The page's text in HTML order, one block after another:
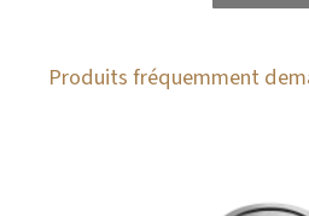
Produits fréquemment